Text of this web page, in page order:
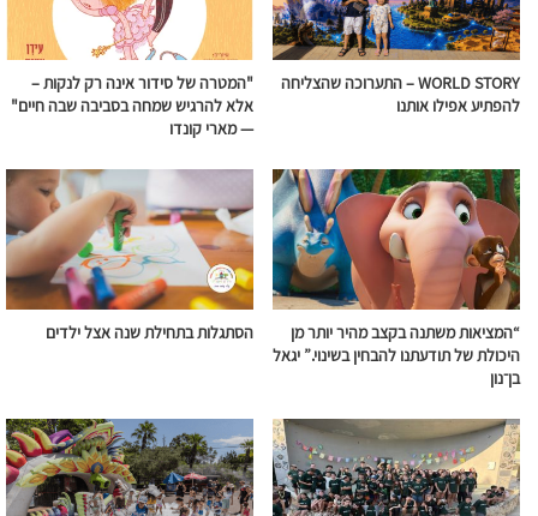
WORLD STORY – התערוכה שהצליחה
להפתיע אפילו אותנו
"המטרה של סידור אינה רק לנקות –
אלא להרגיש שמחה בסביבה שבה חיים"
— מארי קונדו
“המציאות משתנה בקצב מהיר יותר מן
היכולת של תודעתנו להבחין בשינוי.” יגאל
בן־נון
הסתגלות בתחילת שנה אצל ילדים